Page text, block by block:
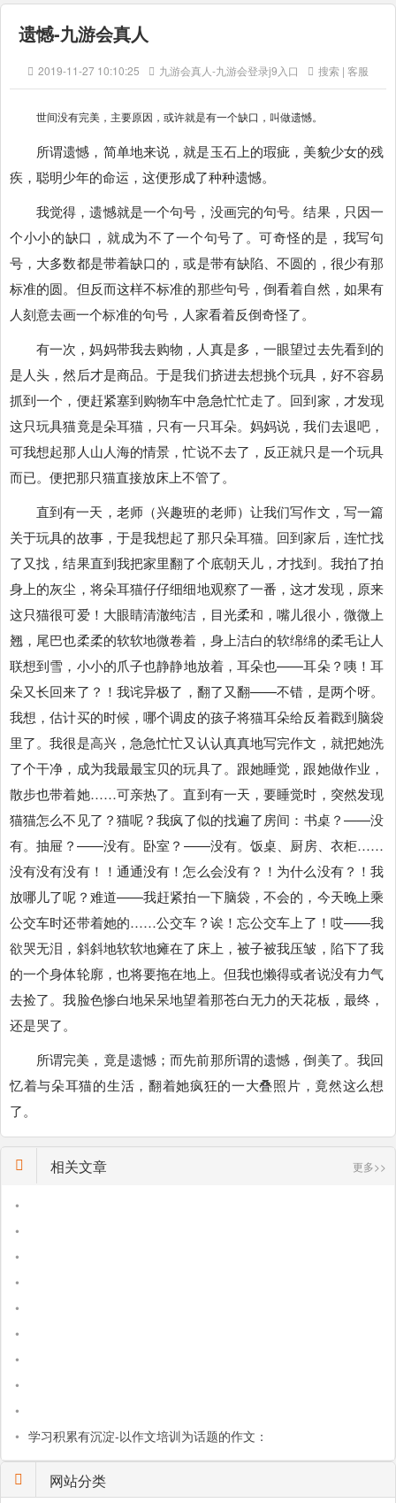
遗憾-九游会真人
2019-11-27 10:10:25 九游会真人-九游会登录j9入口 搜索 | 客服
世间没有完美，主要原因，或许就是有一个缺口，叫做遗憾。
所谓遗憾，简单地来说，就是玉石上的瑕疵，美貌少女的残
疾，聪明少年的命运，这便形成了种种遗憾。
我觉得，遗憾就是一个句号，没画完的句号。结果，只因一
个小小的缺口，就成为不了一个句号了。可奇怪的是，我写句
号，大多数都是带着缺口的，或是带有缺陷、不圆的，很少有那
标准的圆。但反而这样不标准的那些句号，倒看着自然，如果有
人刻意去画一个标准的句号，人家看着反倒奇怪了。
有一次，妈妈带我去购物，人真是多，一眼望过去先看到的
是人头，然后才是商品。于是我们挤进去想挑个玩具，好不容易
抓到一个，便赶紧塞到购物车中急急忙忙走了。回到家，才发现
这只玩具猫竟是朵耳猫，只有一只耳朵。妈妈说，我们去退吧，
可我想起那人山人海的情景，忙说不去了，反正就只是一个玩具
而已。便把那只猫直接放床上不管了。
直到有一天，老师（兴趣班的老师）让我们写作文，写一篇
关于玩具的故事，于是我想起了那只朵耳猫。回到家后，连忙找
了又找，结果直到我把家里翻了个底朝天儿，才找到。我拍了拍
身上的灰尘，将朵耳猫仔仔细细地观察了一番，这才发现，原来
这只猫很可爱！大眼睛清澈纯洁，目光柔和，嘴儿很小，微微上
翘，尾巴也柔柔的软软地微卷着，身上洁白的软绵绵的柔毛让人
联想到雪，小小的爪子也静静地放着，耳朵也——耳朵？咦！耳
朵又长回来了？！我诧异极了，翻了又翻——不错，是两个呀。
我想，估计买的时候，哪个调皮的孩子将猫耳朵给反着戳到脑袋
里了。我很是高兴，急急忙忙又认认真真地写完作文，就把她洗
了个干净，成为我最最宝贝的玩具了。跟她睡觉，跟她做作业，
散步也带着她……可亲热了。直到有一天，要睡觉时，突然发现
猫猫怎么不见了？猫呢？我疯了似的找遍了房间：书桌？——没
有。抽屉？——没有。卧室？——没有。饭桌、厨房、衣柜……
没有没有没有！！通通没有！怎么会没有？！为什么没有？！我
放哪儿了呢？难道——我赶紧拍一下脑袋，不会的，今天晚上乘
公交车时还带着她的……公交车？诶！忘公交车上了！哎——我
欲哭无泪，斜斜地软软地瘫在了床上，被子被我压皱，陷下了我
的一个身体轮廓，也将要拖在地上。但我也懒得或者说没有力气
去捡了。我脸色惨白地呆呆地望着那苍白无力的天花板，最终，
还是哭了。
所谓完美，竟是遗憾；而先前那所谓的遗憾，倒美了。我回
忆着与朵耳猫的生活，翻着她疯狂的一大叠照片，竟然这么想
了。
相关文章 更多>>
•
•
•
•
•
•
•
•
•
• 学习积累有沉淀-以作文培训为话题的作文：
网站分类